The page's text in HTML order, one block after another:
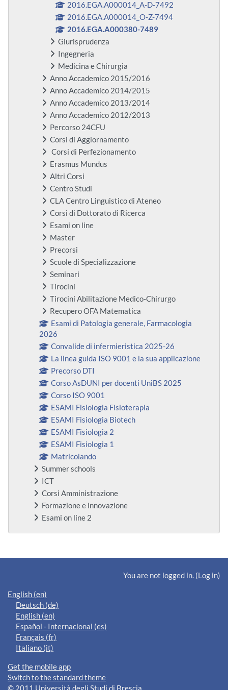
2016.EGA.A000014_A-D-7492
2016.EGA.A000014_O-Z-7494
2016.EGA.A000380-7489
Giurisprudenza
Ingegneria
Medicina e Chirurgia
Anno Accademico 2015/2016
Anno Accademico 2014/2015
Anno Accademico 2013/2014
Anno Accademico 2012/2013
Percorso 24CFU
Corsi di Aggiornamento
Corsi di Perfezionamento
Erasmus Mundus
Altri Corsi
Centro Studi
CLA Centro Linguistico di Ateneo
Corsi di Dottorato di Ricerca
Esami on line
Master
Precorsi
Scuole di Specializzazione
Seminari
Tirocini
Tirocini Abilitazione Medico-Chirurgo
Recupero OFA Matematica
Esami di Patologia generale, Farmacologia
2026
Convalide di infermieristica 2025-26
La linea guida ISO 9001 e la sua applicazione
Precorso DTI
Corso AsDUNI per docenti UniBS 2025
Corso ISO 9001
ESAMI Fisiologia Fisioterapia
ESAMI Fisiologia Biotech
ESAMI Fisiologia 2
ESAMI Fisiologia 1
Matricolando
Summer schools
ICT
Corsi Amministrazione
Formazione e innovazione
Esami on line 2
Supplementary blocks
You are not logged in. (Log in)
English ‎(en)‎
Deutsch ‎(de)‎
English ‎(en)‎
Español - Internacional ‎(es)‎
Français ‎(fr)‎
Italiano ‎(it)‎
Get the mobile app
Switch to the standard theme
© 2011 Università degli Studi di Brescia